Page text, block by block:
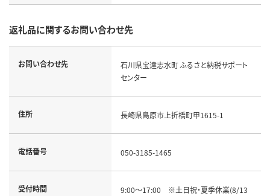
返礼品に関するお問い合わせ先
お問い合わせ先
石川県宝達志水町 ふるさと納税サポート
センター
住所 長崎県島原市上折橋町甲1615-1
電話番号 050-3185-1465
受付時間
9:00～17:00　※土日祝・夏季休業(8/13